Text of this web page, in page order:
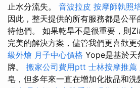
止水分流失。 音波拉皮 按摩師執照
因此，整天提供的所有服務都是公
待他們。 如果乾旱不是很重要，則
完美的解決方案，儘管我們更喜歡更
級外燴 月子中心價格 Yope是基於天
牌。 搬家公司費用ptt 士林按摩推薦
皂，但多年來一直在增加化妝品和洗